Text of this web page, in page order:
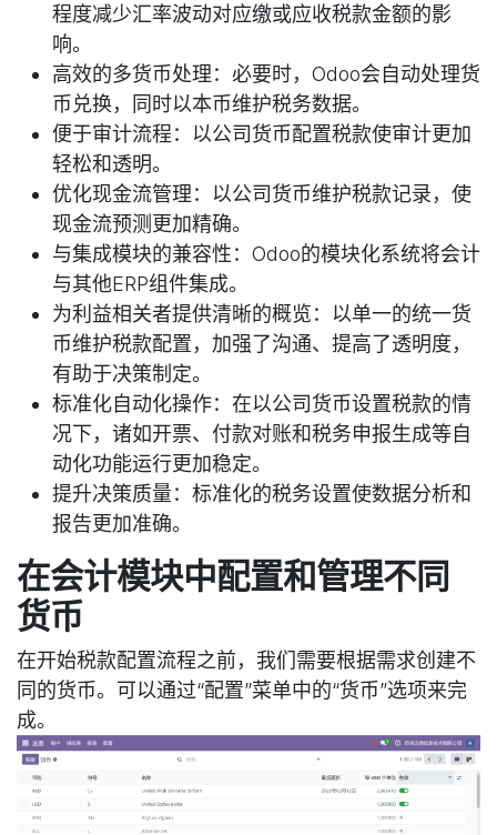
程度减少汇率波动对应缴或应收税款金额的影
响。
高效的多货币处理：必要时，Odoo会自动处理货
币兑换，同时以本币维护税务数据。
便于审计流程：以公司货币配置税款使审计更加
轻松和透明。
优化现金流管理：以公司货币维护税款记录，使
现金流预测更加精确。
与集成模块的兼容性：Odoo的模块化系统将会计
与其他ERP组件集成。
为利益相关者提供清晰的概览：以单一的统一货
币维护税款配置，加强了沟通、提高了透明度，
有助于决策制定。
标准化自动化操作：在以公司货币设置税款的情
况下，诸如开票、付款对账和税务申报生成等自
动化功能运行更加稳定。
提升决策质量：标准化的税务设置使数据分析和
报告更加准确。
在会计模块中配置和管理不同
货币
在开始税款配置流程之前，我们需要根据需求创建不
同的货币。可以通过“配置”菜单中的“货币”选项来完
成。